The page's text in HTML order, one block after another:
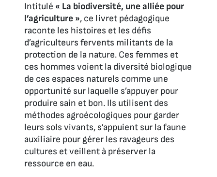
Intitulé « La biodiversité, une alliée pour
l’agriculture », ce livret pédagogique
raconte les histoires et les défis
d’agriculteurs fervents militants de la
protection de la nature. Ces femmes et
ces hommes voient la diversité biologique
de ces espaces naturels comme une
opportunité sur laquelle s’appuyer pour
produire sain et bon. Ils utilisent des
méthodes agroécologiques pour garder
leurs sols vivants, s’appuient sur la faune
auxiliaire pour gérer les ravageurs des
cultures et veillent à préserver la
ressource en eau.